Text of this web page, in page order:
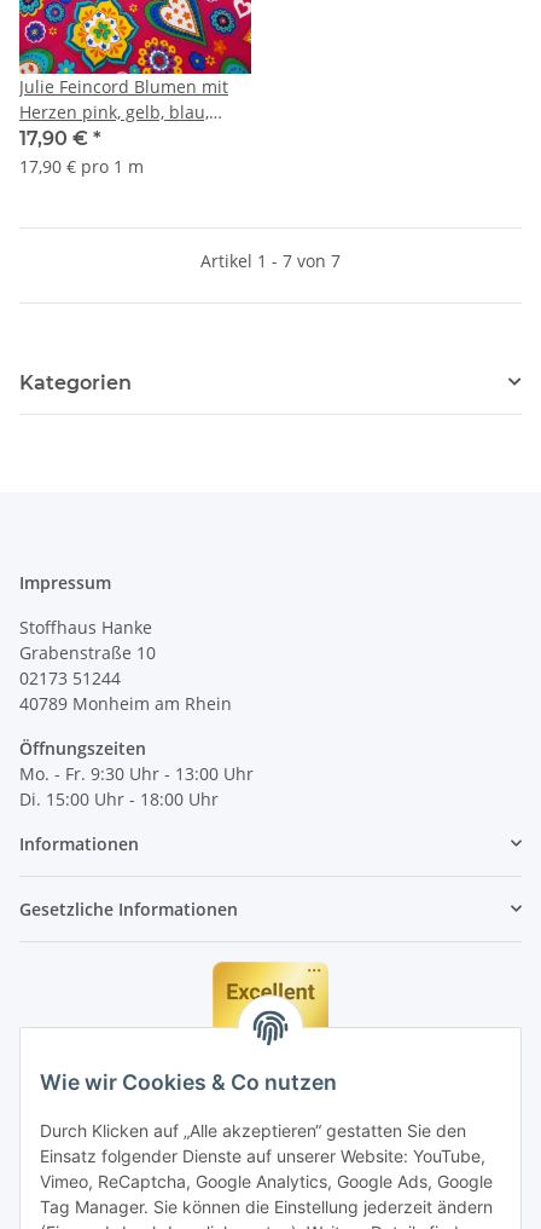
Wie wir Cookies & Co nutzen
Durch Klicken auf „Alle akzeptieren“ gestatten Sie den
Einsatz folgender Dienste auf unserer Website: YouTube,
Vimeo, ReCaptcha, Google Analytics, Google Ads, Google
Tag Manager. Sie können die Einstellung jederzeit ändern
Julie Feincord Blumen mit
Herzen pink, gelb, blau,
grün
17,90 € *
17,90 € pro 1 m
Artikel 1 - 7 von 7
Kategorien
Impressum
Stoffhaus Hanke
Grabenstraße 10
02173 51244
40789 Monheim am Rhein
Öffnungszeiten
Mo. - Fr. 9:30 Uhr - 13:00 Uhr
Di. 15:00 Uhr - 18:00 Uhr
Informationen
Gesetzliche Informationen